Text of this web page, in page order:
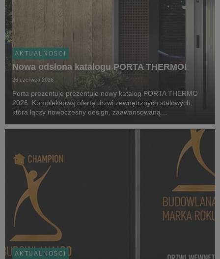
AKTUALNOŚCI
Nowa odsłona katalogu PORTA THERMO!
26 czerwca 2026
Porta prezentuje prezentuje nowy katalog PORTA THERMO
2026. Kompleksową ofertę drzwi zewnętrznych stalowych,
która łączy nowoczesny design, zaawansowaną
indywidualnych potrzeb użytkowników. Nowa odsłona kolekcji
AKTUALNOŚCI